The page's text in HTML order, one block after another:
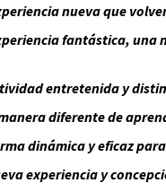
nueva que
fantástica, una
entretenida y
diferente de
dinámica y eficaz
experiencia y